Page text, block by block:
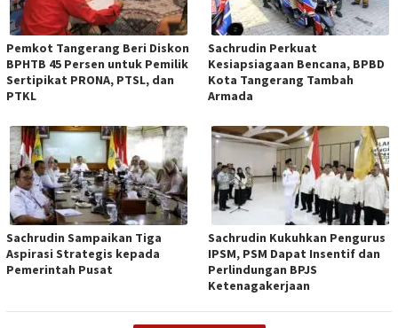
Pemkot Tangerang Beri Diskon
BPHTB 45 Persen untuk Pemilik
Sertipikat PRONA, PTSL, dan
PTKL
Sachrudin Perkuat
Kesiapsiagaan Bencana, BPBD
Kota Tangerang Tambah
Armada
Sachrudin Sampaikan Tiga
Aspirasi Strategis kepada
Pemerintah Pusat
Sachrudin Kukuhkan Pengurus
IPSM, PSM Dapat Insentif dan
Perlindungan BPJS
Ketenagakerjaan